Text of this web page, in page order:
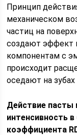
Принцип
механическом
частиц на
создают эффект
компонентам с
происходит
оседают на
Действие пасты
интенсивность
коэффициента